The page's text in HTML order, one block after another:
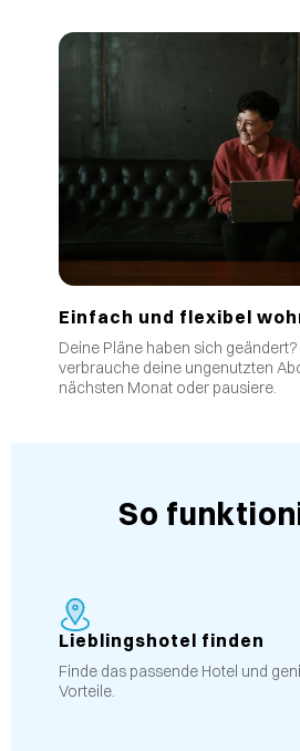
Einfach und flexibel
Deine Pläne haben sich geändert?
verbrauche deine ungenutzten
nächsten Monat oder pausiere.
So
Lieblingshotel finden
Finde das passende Hotel und
Vorteile.